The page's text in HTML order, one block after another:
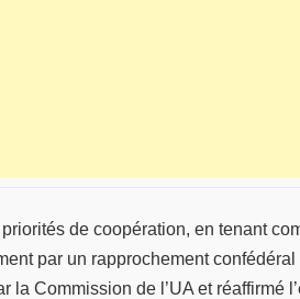
de coopération, en tenant
par un rapprochement
Commission de l’UA et réaffirmé